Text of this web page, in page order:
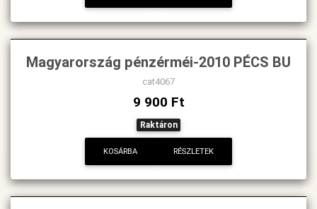
Magyarország pénzérméi-2010 PÉCS BU
cat4067
9 900 Ft
Raktáron
KOSÁRBA RÉSZLETEK